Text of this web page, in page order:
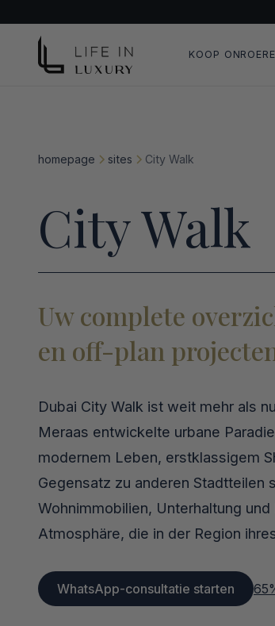
KOOP
homepage sites City Walk
City Walk
Uw complete
en off-plan
Dubai City Walk ist weit mehr als
Meraas entwickelte urbane
modernem Leben, erstklassigem
Gegensatz zu anderen Stadtteilen
Wohnimmobilien, Unterhaltung
Atmosphäre, die in der Region
WhatsApp-consultatie starten